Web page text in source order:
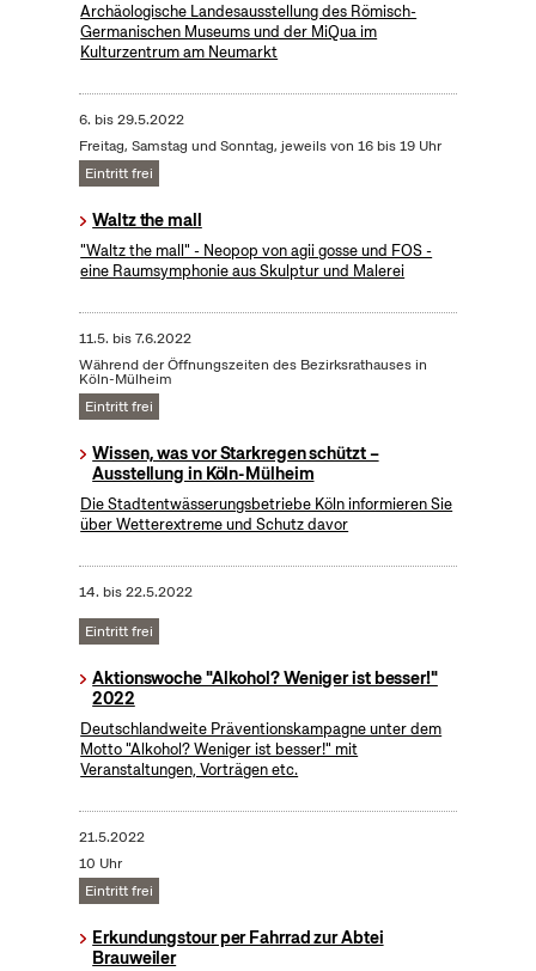
Archäologische Landesausstellung des Römisch-
Germanischen Museums und der MiQua im
Kulturzentrum am Neumarkt
6. bis29.5.2022
Freitag, Samstag und Sonntag, jeweils von 16 bis 19 Uhr
Eintritt frei
Waltz the mall
"Waltz the mall" - Neopop von agii gosse und FOS -
eine Raumsymphonie aus Skulptur und Malerei
11.5. bis7.6.2022
Während der Öffnungszeiten des Bezirksrathauses in
Köln-Mülheim
Eintritt frei
Wissen, was vor Starkregen schützt –
Ausstellung in Köln-Mülheim
Die Stadtentwässerungsbetriebe Köln informieren Sie
über Wetterextreme und Schutz davor
14. bis22.5.2022
Eintritt frei
Aktionswoche "Alkohol? Weniger ist besser!"
2022
Deutschlandweite Präventionskampagne unter dem
Motto "Alkohol? Weniger ist besser!" mit
Veranstaltungen, Vorträgen etc.
21.5.2022
10 Uhr
Eintritt frei
Erkundungstour per Fahrrad zur Abtei
Brauweiler